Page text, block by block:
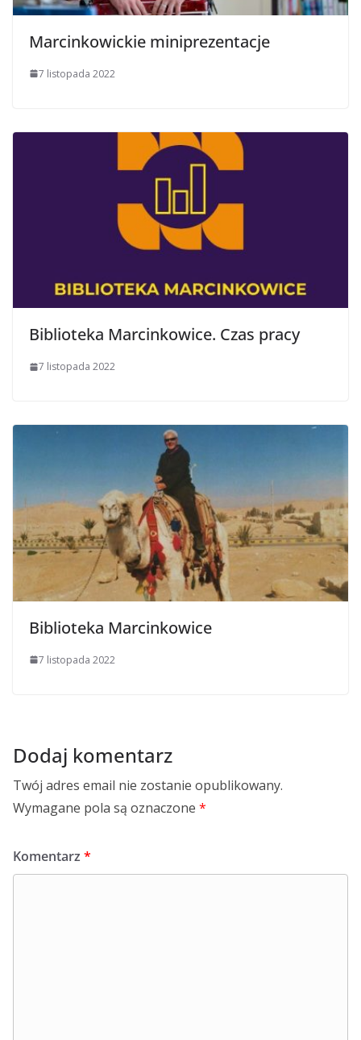
Marcinkowickie miniprezentacje
7 listopada 2022
Biblioteka Marcinkowice. Czas pracy
7 listopada 2022
Biblioteka Marcinkowice
7 listopada 2022
Dodaj komentarz
Twój adres email nie zostanie opublikowany.
Wymagane pola są oznaczone *
Komentarz *